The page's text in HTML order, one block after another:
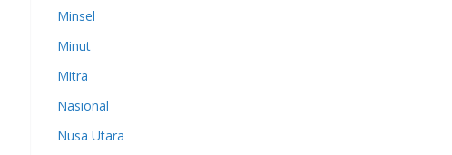
Minsel
Minut
Mitra
Nasional
Nusa Utara